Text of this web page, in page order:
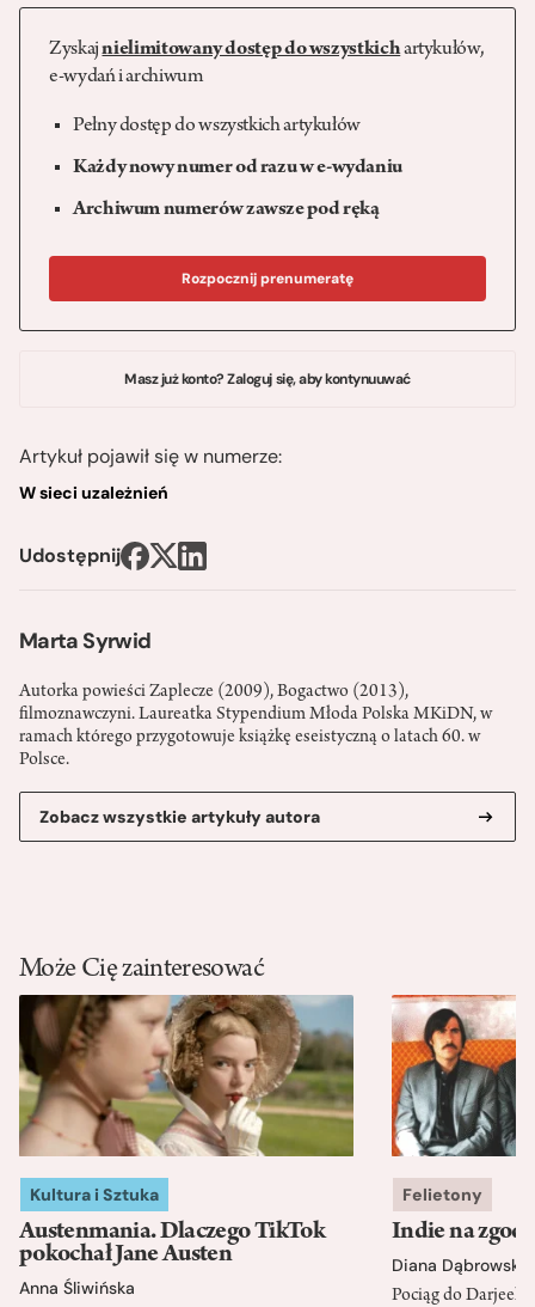
Marta Syrwid
Autorka powieści Zaplecze (2009), Bogactwo (2013),
filmoznawczyni. Laureatka Stypendium Młoda Polska MKiDN, w
ramach którego przygotowuje książkę eseistyczną o latach 60. w
Polsce.
Zobacz wszystkie artykuły autora
Zyskajnielimitowany dostęp do wszystkichartykułów,
e-wydań i archiwum
Pełny dostęp do wszystkich artykułów
Każdy nowy numer od razu w e-wydaniu
Archiwum numerów zawsze pod ręką
Rozpocznij prenumeratę
Masz już konto? Zaloguj się, aby kontynuuwać
Artykuł pojawił się w numerze:
W sieci uzależnień
Udostępnij
Może Cię zainteresować
Kultura i Sztuka
Austenmania. Dlaczego TikTok
pokochał Jane Austen
Anna Śliwińska
Felietony
Indie na
Diana Dąbrowska
Pociąg do